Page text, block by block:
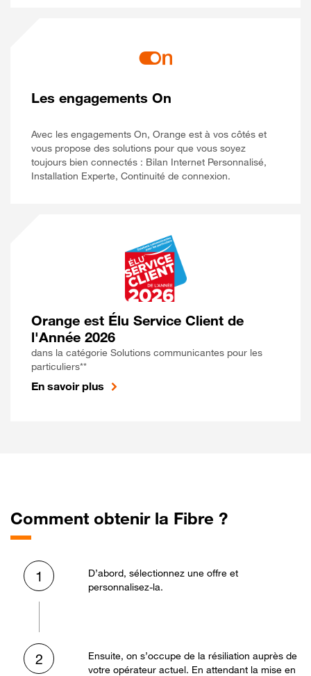
Les engagements On
Avec les engagements On, Orange est à vos côtés et
vous propose des solutions pour que vous soyez
toujours bien connectés : Bilan Internet Personnalisé,
Installation Experte, Continuité de connexion.
Orange est Élu Service Client de
l'Année 2026
dans la catégorie Solutions communicantes pour les
particuliers**
En savoir plus
Comment obtenir la Fibre ?
1
D’abord, sélectionnez une offre et
personnalisez-la.
2
Ensuite, on s’occupe de la résiliation auprès de
votre opérateur actuel. En attendant la mise en